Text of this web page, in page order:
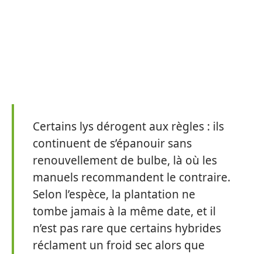
Certains lys dérogent aux règles : ils
continuent de s’épanouir sans
renouvellement de bulbe, là où les
manuels recommandent le contraire.
Selon l’espèce, la plantation ne
tombe jamais à la même date, et il
n’est pas rare que certains hybrides
réclament un froid sec alors que